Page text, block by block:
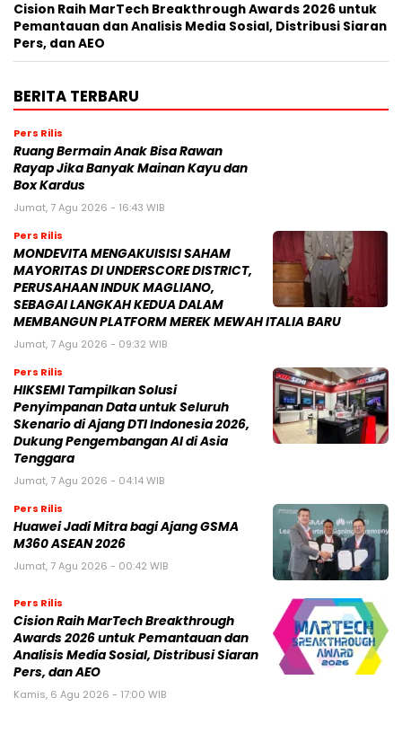
Cision Raih MarTech Breakthrough Awards 2026 untuk
Pemantauan dan Analisis Media Sosial, Distribusi Siaran
Pers, dan AEO
BERITA TERBARU
Pers Rilis
Ruang Bermain Anak Bisa Rawan
Rayap Jika Banyak Mainan Kayu dan
Box Kardus
Jumat, 7 Agu 2026 - 16:43 WIB
Pers Rilis
MONDEVITA MENGAKUISISI SAHAM
MAYORITAS DI UNDERSCORE DISTRICT,
PERUSAHAAN INDUK MAGLIANO,
SEBAGAI LANGKAH KEDUA DALAM
MEMBANGUN PLATFORM MEREK MEWAH ITALIA BARU
Jumat, 7 Agu 2026 - 09:32 WIB
Pers Rilis
HIKSEMI Tampilkan Solusi
Penyimpanan Data untuk Seluruh
Skenario di Ajang DTI Indonesia 2026,
Dukung Pengembangan AI di Asia
Tenggara
Jumat, 7 Agu 2026 - 04:14 WIB
Pers Rilis
Huawei Jadi Mitra bagi Ajang GSMA
M360 ASEAN 2026
Jumat, 7 Agu 2026 - 00:42 WIB
Pers Rilis
Cision Raih MarTech Breakthrough
Awards 2026 untuk Pemantauan dan
Analisis Media Sosial, Distribusi Siaran
Pers, dan AEO
Kamis, 6 Agu 2026 - 17:00 WIB